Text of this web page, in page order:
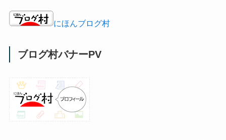
にほんブログ村
ブログ村バナーPV